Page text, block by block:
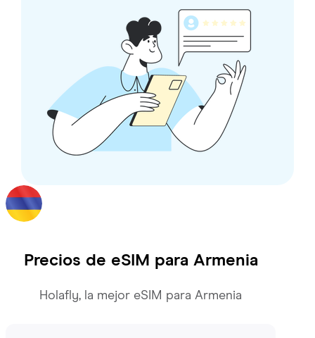
Precios de eSIM para Armenia
Holafly, la mejor eSIM para Armenia